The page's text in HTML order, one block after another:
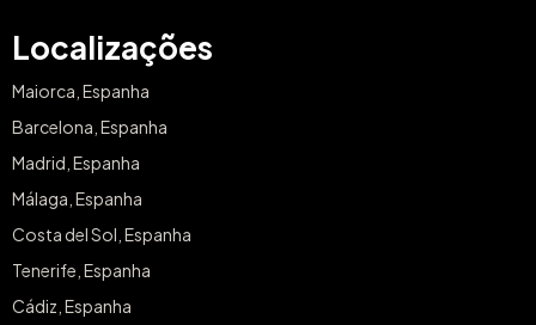
Localizações
Maiorca, Espanha
Barcelona, Espanha
Madrid, Espanha
Málaga, Espanha
Costa del Sol, Espanha
Tenerife, Espanha
Cádiz, Espanha